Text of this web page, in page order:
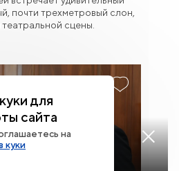
почти трехметровый слон,
сцены.
Смотреть
для
сайта
на
куки